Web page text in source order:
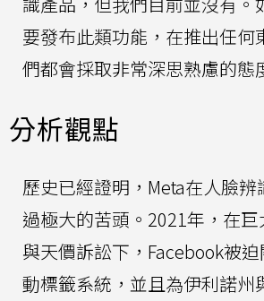
要發布此類功能，在推出任何
們都會採取非常深思熟慮的態
分析觀點
歷史已經證明，Meta在人臉
過極大的苦頭。2021年，在
與天價訴訟下，Facebook被
動標籤系統，並且為伊利諾州